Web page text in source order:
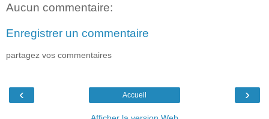
Aucun commentaire:
Enregistrer un commentaire
partagez vos commentaires
‹ ›
Accueil